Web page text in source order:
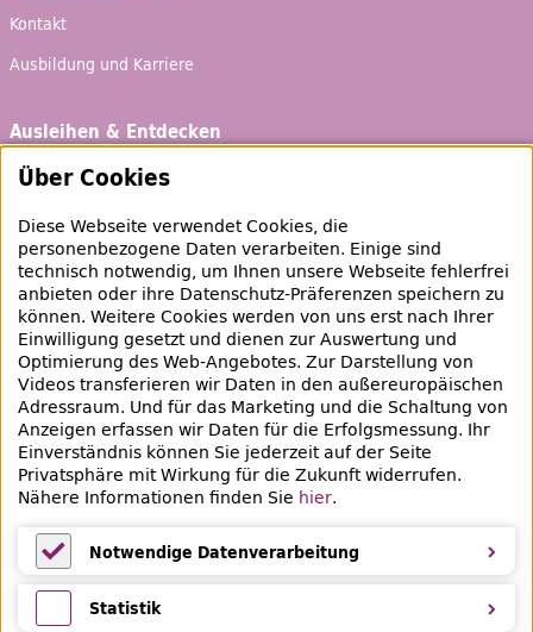
Kontakt
Ausbildung und Karriere
Ausleihen & Entdecken
Schaufenster
Bibliotheksausweis
Highlights
Veranstaltungen & Lernangebote
Veranstaltungsübersicht
Lern- und Beratungsangebote
Eltern & Kinder
Ferien
Medientipps und Angebote
Über Cookies
Diese Webseite verwendet Cookies, die
personenbezogene Daten verarbeiten. Einige sind
technisch notwendig, um Ihnen unsere Webseite fehlerfrei
anbieten oder ihre Datenschutz-Präferenzen speichern zu
können. Weitere Cookies werden von uns erst nach Ihrer
Einwilligung gesetzt und dienen zur Auswertung und
Optimierung desWeb-Angebotes. Zur Darstellung von
Videos transferieren wir Daten in den außereuropäischen
Adressraum. Und für das Marketing und die Schaltung von
Anzeigen erfassen wir Daten für die Erfolgsmessung. Ihr
Einverständnis können Sie jederzeit auf der Seite
Privatsphäre mit Wirkung für die Zukunft widerrufen.
Nähere Informationen finden Sie hier.
Notwendige Datenverarbeitung
Notwendige Datenverarbeitung
Statistik